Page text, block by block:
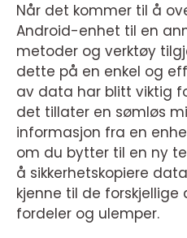
Når det kommer til å
Android-enhet til en
metoder og verktøy
dette på en enkel og
av data har blitt viktig
det tillater en sømløs
informasjon fra en
om du bytter til en ny
å sikkerhetskopiere
kjenne til de
fordeler og ulemper.